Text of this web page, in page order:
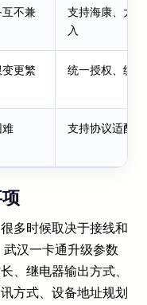
不兼
支持海康、大
入
更繁
统一授权、统
难 支持协议适配
多时候取决于接线和
汉一卡通升级参数
、继电器输出方式、
方式、设备地址规划